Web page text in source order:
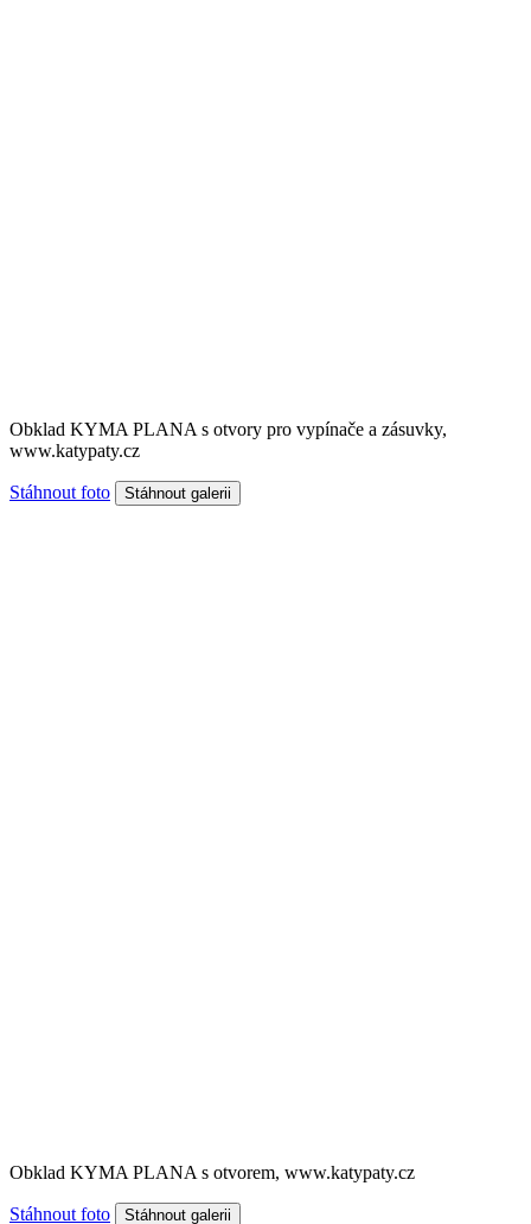
Obklad KYMA PLANA s otvory pro vypínače a zásuvky,
www.katypaty.cz
Stáhnout foto
Obklad KYMA PLANA s otvorem, www.katypaty.cz
Stáhnout foto